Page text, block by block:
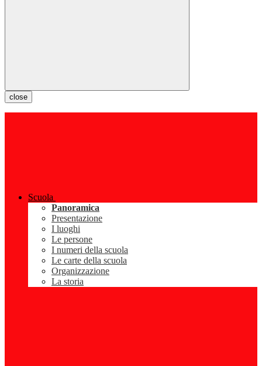
close
Scuola
Panoramica
Presentazione
I luoghi
Le persone
I numeri della scuola
Le carte della scuola
Organizzazione
La storia